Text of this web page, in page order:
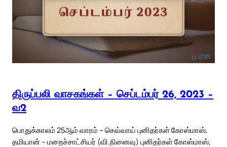
திருப்பலி வாசகங்கள் – செப்டம்பர் 26, 2023 –
வ2
பொதுக்காலம் 25ஆம் வாரம் – செவ்வாய் புனிதர்கள் கோஸ்மாஸ்,
தமியான் – மறைச்சாட்சியர் (வி.நினைவு) புனிதர்கள் கோஸ்மாஸ்,